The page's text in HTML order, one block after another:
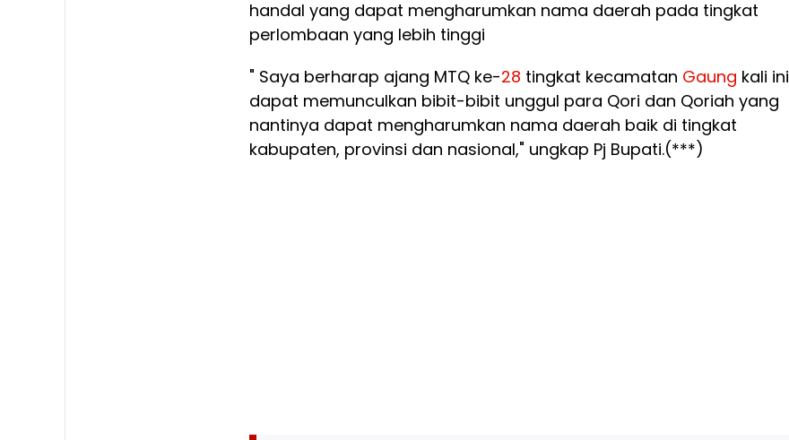
handal yang dapat mengharumkan nama daerah pada tingkat
perlombaan yang lebih tinggi
" Saya berharap ajang MTQ ke-28 tingkat kecamatan Gaung kali ini
dapat memunculkan bibit-bibit unggul para Qori dan Qoriah yang
nantinya dapat mengharumkan nama daerah baik di tingkat
kabupaten, provinsi dan nasional," ungkap Pj Bupati.(***)